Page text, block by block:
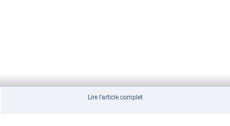
Lire l'article complet